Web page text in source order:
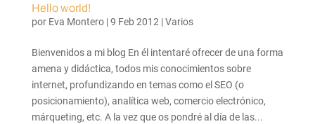
Hello world!
por Eva Montero|9 Feb 2012|Varios
Bienvenidos a mi blog En él intentaré ofrecer de una forma
amena y didáctica, todos mis conocimientos sobre
internet, profundizando en temas como el SEO (o
posicionamiento), analítica web, comercio electrónico,
márqueting, etc. A la vez que os pondré al día de las...